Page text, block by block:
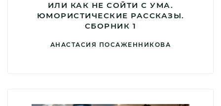
ИЛИ КАК НЕ СОЙТИ С УМА.
ЮМОРИСТИЧЕСКИЕ РАССКАЗЫ.
СБОРНИК 1
АНАСТАСИЯ ПОСАЖЕННИКОВА